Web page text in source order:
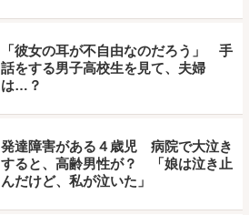
「彼女の耳が不自由なのだろう」 手
話をする男子高校生を見て、夫婦
は…？
発達障害がある４歳児 病院で大泣き
すると、高齢男性が？ 「娘は泣き止
んだけど、私が泣いた」